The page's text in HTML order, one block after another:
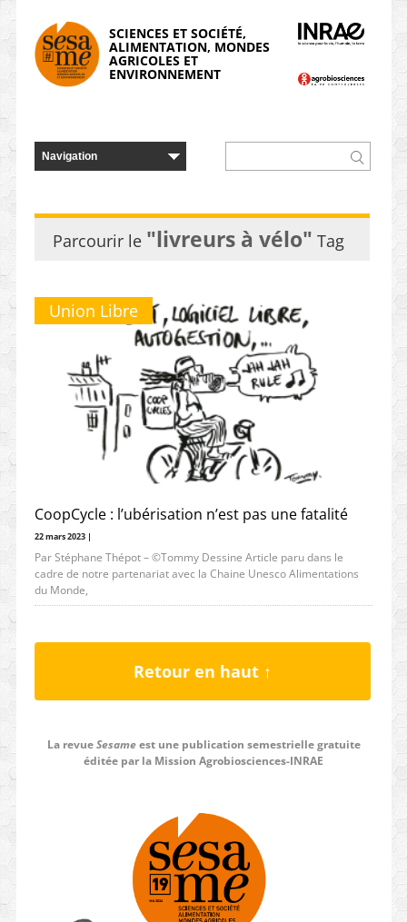
SCIENCES ET SOCIÉTÉ,
ALIMENTATION, MONDES
AGRICOLES ET
ENVIRONNEMENT
Parcourir le "livreurs à vélo" Tag
Union Libre
CoopCycle : l’ubérisation n’est pas une fatalité
22 mars 2023 |
Par Stéphane Thépot – ©Tommy Dessine Article paru dans le
cadre de notre partenariat avec la Chaine Unesco Alimentations
du Monde,
Retour en haut ↑
La revueSesameest une publication semestrielle gratuite
éditée par la Mission Agrobiosciences-INRAE